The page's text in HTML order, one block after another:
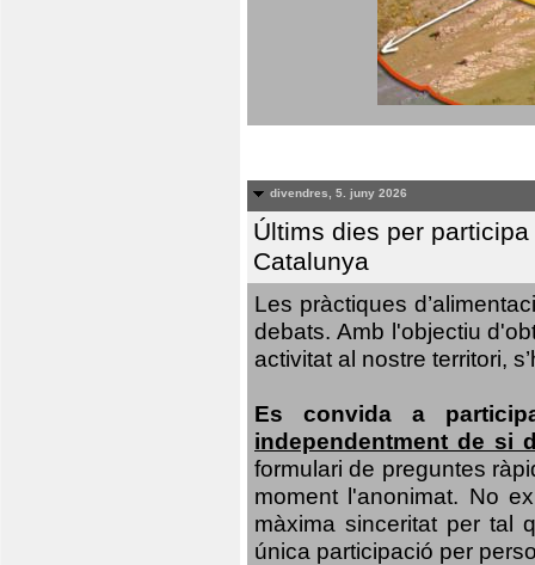
divendres, 5. juny 2026
Últims dies per
Catalunya
Les pràctiques
debats. Amb l'objectiu
activitat al nostre territori,
Es convida a
independentment de si
formulari de preguntes
moment l'anonimat. No
màxima sinceritat per tal
única participació per